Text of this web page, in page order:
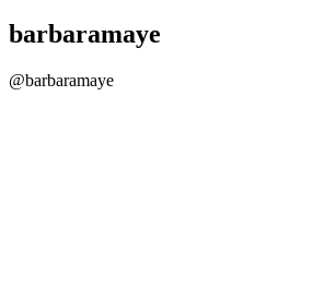
barbaramaye
@barbaramaye